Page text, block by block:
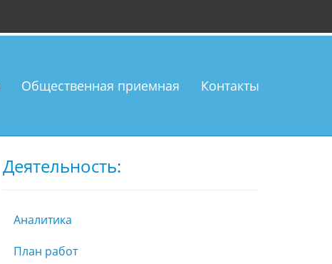
Общественная приемная Контакты
Деятельность:
Аналитика
План работ